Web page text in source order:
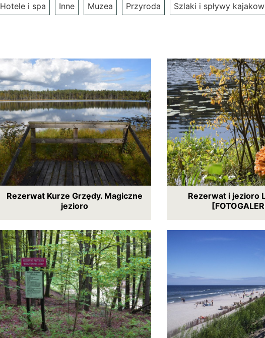
Hotele i spa Inne Muzea Przyroda Szlaki i spływy
Rezerwat Kurze Grzędy. Magiczne
jezioro
Rezerwat i jezioro